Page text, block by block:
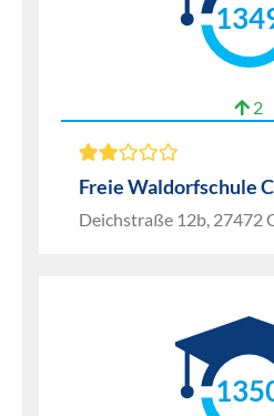
2
Freie Waldorfschule
Deichstraße 12b, 27472